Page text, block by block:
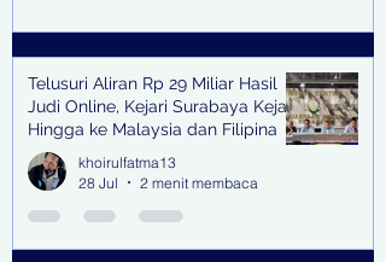
Telusuri Aliran Rp 29 Miliar Hasil
Judi Online, Kejari Surabaya Kejar
Hingga ke Malaysia dan Filipina
khoirulfatma13
28 Jul
2 menit membaca